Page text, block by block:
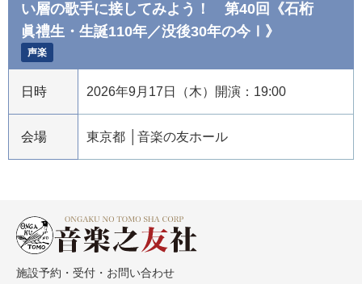
い層の歌手に接してみよう！ 第40回《石桁
眞禮生・生誕110年／没後30年の今Ⅰ》
声楽
日時 2026年9月17日（木）開演：19:00
会場 東京都 音楽の友ホール
施設予約・受付・お問い合わせ